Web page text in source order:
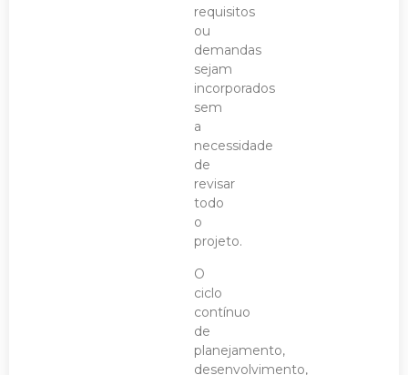
requisitos
ou
demandas
sejam
incorporados
sem
a
necessidade
de
revisar
todo
o
projeto.
O
ciclo
contínuo
de
planejamento,
desenvolvimento,